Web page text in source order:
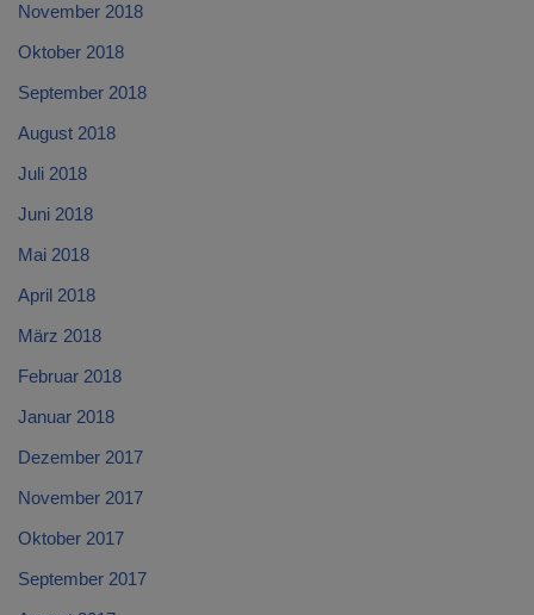
November 2018
Oktober 2018
September 2018
August 2018
Juli 2018
Juni 2018
Mai 2018
April 2018
März 2018
Februar 2018
Januar 2018
Dezember 2017
November 2017
Oktober 2017
September 2017